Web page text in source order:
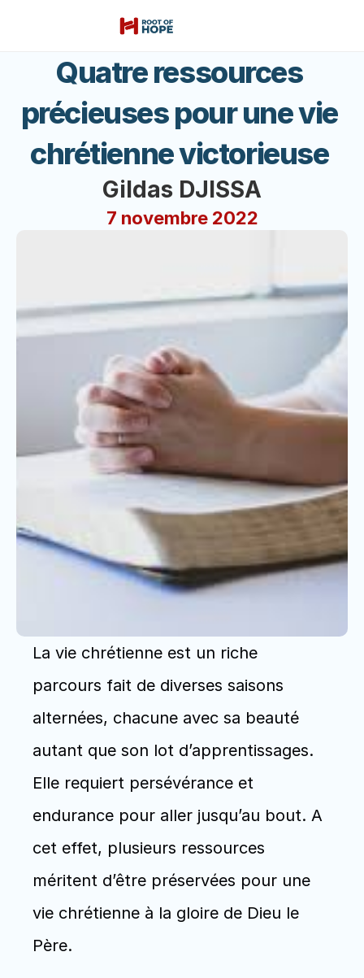
Quatre ressources
précieuses pour une vie
chrétienne victorieuse
Gildas DJISSA
7 novembre 2022
La vie chrétienne est un riche
parcours fait de diverses saisons
alternées, chacune avec sa beauté
autant que son lot d’apprentissages.
Elle requiert persévérance et
endurance pour aller jusqu’au bout. A
cet effet, plusieurs ressources
méritent d’être préservées pour une
vie chrétienne à la gloire de Dieu le
Père.